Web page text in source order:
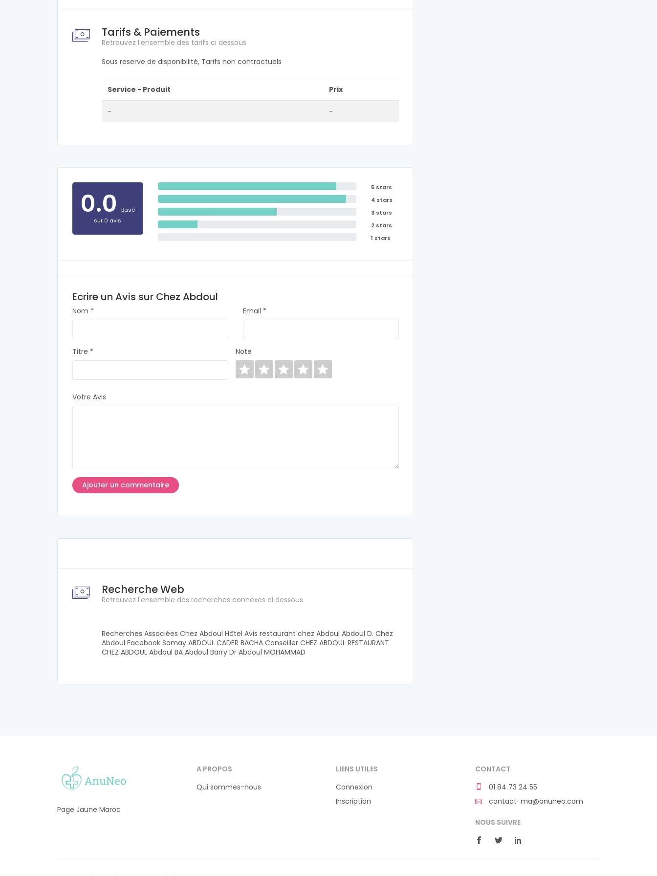
Tarifs & Paiements
Retrouvez l'ensemble des tarifs ci dessous
Sous reserve de disponibilité, Tarifs non contractuels
Service - Produit Prix
- -
0.0
Basé
sur 0 avis
5 stars
4 stars
3 stars
2 stars
1 stars
Ecrire un Avis sur Chez Abdoul
Nom * Email *
Titre * Note
Votre Avis
Recherche Web
Retrouvez l'ensemble des recherches connexes ci dessous
Recherches Associées Chez Abdoul Hôtel Avis restaurant chez Abdoul Abdoul D. Chez
Abdoul Facebook Samay ABDOUL CADER BACHA Conseiller CHEZ ABDOUL RESTAURANT
CHEZ ABDOUL Abdoul BA Abdoul Barry Dr Abdoul MOHAMMAD
Page Jaune Maroc
A PROPOS
Qui sommes-nous
LIENS UTILES
Connexion
Inscription
CONTACT
01 84 73 24 55
contact-ma@anuneo.com
NOUS SUIVRE